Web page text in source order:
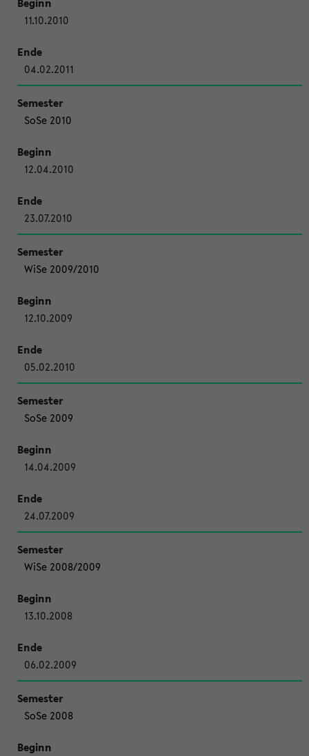
11.10.2010
04.02.2011
SoSe 2010
12.04.2010
23.07.2010
WiSe 2009/2010
12.10.2009
05.02.2010
SoSe 2009
14.04.2009
24.07.2009
WiSe 2008/2009
13.10.2008
06.02.2009
SoSe 2008